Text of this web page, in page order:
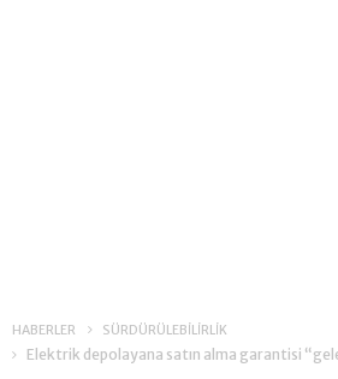
HABERLER SÜRDÜRÜLEBİLİRLİK
Elektrik depolayana satın alma garantisi